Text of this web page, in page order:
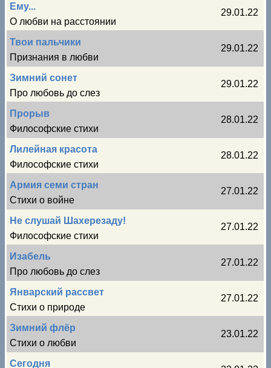
Ему...
О любви на расстоянии
29.01.22
Твои пальчики
Признания в любви
29.01.22
Зимний сонет
Про любовь до слез
29.01.22
Прорыв
Философские стихи
28.01.22
Лилейная красота
Философские стихи
28.01.22
Армия семи стран
Стихи о войне
27.01.22
Не слушай Шахерезаду!
Философские стихи
27.01.22
Изабель
Про любовь до слез
27.01.22
Январский рассвет
Стихи о природе
27.01.22
Зимний флёр
Стихи о любви
23.01.22
Сегодня